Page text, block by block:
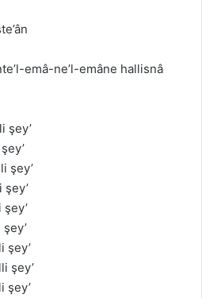
emâ-ne’l-emâne hallisnâ
şey’
şey’
şey’
şey’
şey’